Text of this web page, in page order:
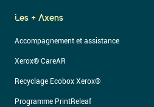
Les + Axens
Accompagnement et assistance
Xerox® CareAR
Recyclage Ecobox Xerox®
Programme PrintReleaf